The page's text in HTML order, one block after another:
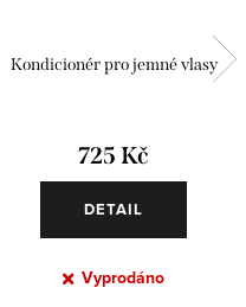
Kondicionér pro jemné vlasy
725 Kč
DETAIL
Vyprodáno